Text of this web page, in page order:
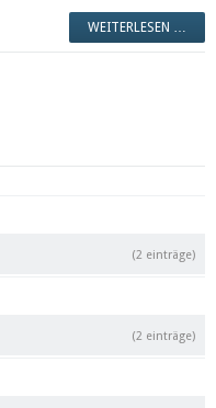
WEITERLESEN …
(2 einträge)
(2 einträge)